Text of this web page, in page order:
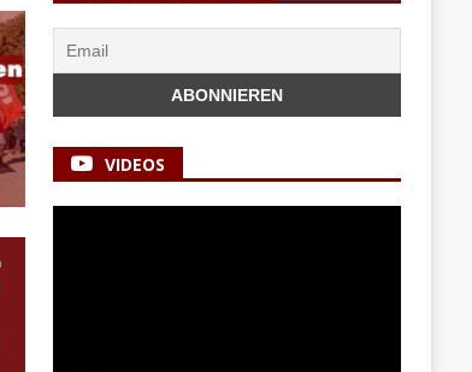
VIDEOS